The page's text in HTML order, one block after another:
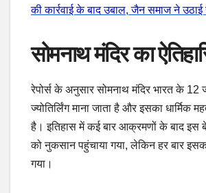
की कार्रवाई के बाद उबाल, जैन समाज ने उठाई
सोमनाथ मंदिर का
रेपोर्स के अनुसार सोमनाथ मंदिर भारत के 12
ज्योतिर्लिंग माना जाता है और इसका धार्मिक
है। इतिहास में कई बार आक्रमणों के बाद इस
को नुकसान पहुंचाया गया, लेकिन हर बार इसका
गया।